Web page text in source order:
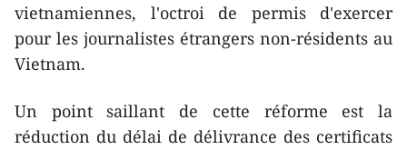
vietnamiennes, l'octroi de permis d'exercer
pour les journalistes étrangers non-résidents au
Vietnam.
Un point saillant de cette réforme est la
réduction du délai de délivrance des certificats